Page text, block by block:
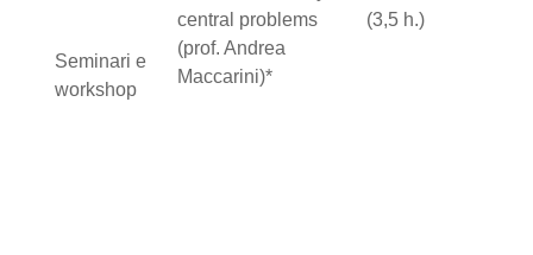
Seminari e
workshop
central problems
(prof. Andrea
Maccarini)*
(3,5 h.)